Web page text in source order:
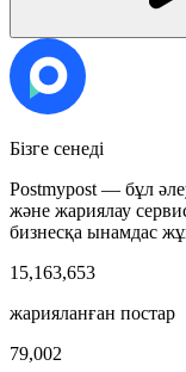
Бізге сенеді
Postmypost — бұл
және жариялау
бизнесқа ынамдас
15,163,653
жарияланған постар
79,002